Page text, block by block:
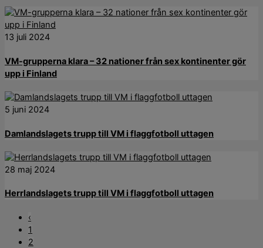
13 juli 2024
VM-grupperna klara – 32 nationer från sex kontinenter gör
upp i Finland
5 juni 2024
Damlandslagets trupp till VM i flaggfotboll uttagen
28 maj 2024
Herrlandslagets trupp till VM i flaggfotboll uttagen
‹
1
2